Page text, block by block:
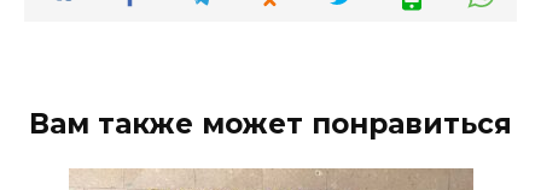
Вам также может понравиться